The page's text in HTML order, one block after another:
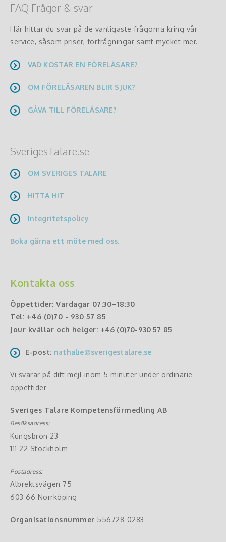
FAQ Frågor & svar
Här hittar du svar på de vanligaste frågorna kring vår
service, såsom priser, förfrågningar samt mycket mer.
VAD KOSTAR EN FÖRELÄSARE?
OM FÖRELÄSAREN BLIR SJUK?
GÅVA TILL FÖRELÄSARE?
SverigesTalare.se
OM SVERIGES TALARE
HITTA HIT
Integritetspolicy
Boka gärna ett möte med oss.
Kontakta oss
Öppettider: Vardagar 07:30–18:30
Tel: +46 (0)70 - 930 57 85
Jour kvällar och helger: +46 (0)70-930 57 85
E-post: nathalie@sverigestalare.se
Vi svarar på ditt mejl inom 5 minuter under ordinarie
öppettider
Sveriges Talare Kompetensförmedling AB
Besöksadress:
Kungsbron 23
111 22 Stockholm
Postadress:
Albrektsvägen 75
603 66 Norrköping
Organisationsnummer 556728-0283